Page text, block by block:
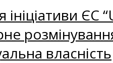
ініціативи ЄС
власність